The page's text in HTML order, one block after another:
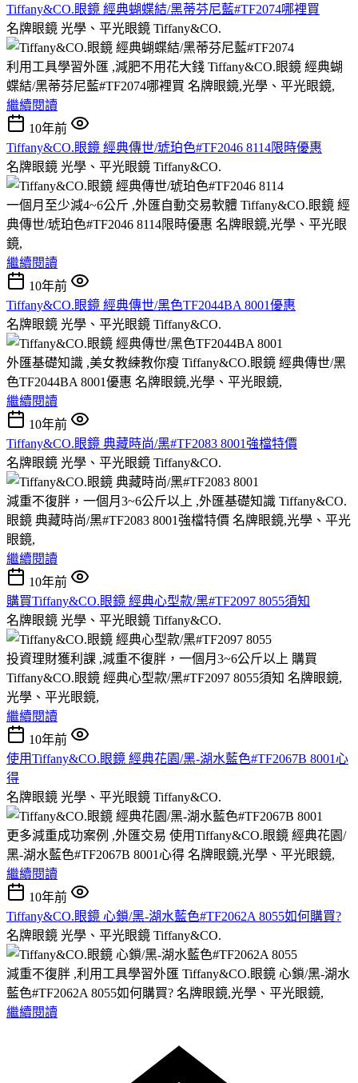
Tiffany&CO.眼鏡 經典蝴蝶結/黑蒂芬尼藍#TF2074哪裡買
名牌眼鏡 光學、平光眼鏡 Tiffany&CO.
利用工具學習外匯 ,減肥不用花大錢 Tiffany&CO.眼鏡 經典蝴
蝶結/黑蒂芬尼藍#TF2074哪裡買 名牌眼鏡,光學、平光眼鏡,
繼續閱讀
10年前
Tiffany&CO.眼鏡 經典傳世/琥珀色#TF2046 8114限時優惠
名牌眼鏡 光學、平光眼鏡 Tiffany&CO.
一個月至少減4~6公斤 ,外匯自動交易軟體 Tiffany&CO.眼鏡 經
典傳世/琥珀色#TF2046 8114限時優惠 名牌眼鏡,光學、平光眼
鏡,
繼續閱讀
10年前
Tiffany&CO.眼鏡 經典傳世/黑色TF2044BA 8001優惠
名牌眼鏡 光學、平光眼鏡 Tiffany&CO.
外匯基礎知識 ,美女教練教你瘦 Tiffany&CO.眼鏡 經典傳世/黑
色TF2044BA 8001優惠 名牌眼鏡,光學、平光眼鏡,
繼續閱讀
10年前
Tiffany&CO.眼鏡 典藏時尚/黑#TF2083 8001強檔特價
名牌眼鏡 光學、平光眼鏡 Tiffany&CO.
減重不復胖，一個月3~6公斤以上 ,外匯基礎知識 Tiffany&CO.
眼鏡 典藏時尚/黑#TF2083 8001強檔特價 名牌眼鏡,光學、平光
眼鏡,
繼續閱讀
10年前
購買Tiffany&CO.眼鏡 經典心型款/黑#TF2097 8055須知
名牌眼鏡 光學、平光眼鏡 Tiffany&CO.
投資理財獲利課 ,減重不復胖，一個月3~6公斤以上 購買
Tiffany&CO.眼鏡 經典心型款/黑#TF2097 8055須知 名牌眼鏡,
光學、平光眼鏡,
繼續閱讀
10年前
使用Tiffany&CO.眼鏡 經典花園/黑-湖水藍色#TF2067B 8001心
得
名牌眼鏡 光學、平光眼鏡 Tiffany&CO.
更多減重成功案例 ,外匯交易 使用Tiffany&CO.眼鏡 經典花園/
黑-湖水藍色#TF2067B 8001心得 名牌眼鏡,光學、平光眼鏡,
繼續閱讀
10年前
Tiffany&CO.眼鏡 心鎖/黑-湖水藍色#TF2062A 8055如何購買?
名牌眼鏡 光學、平光眼鏡 Tiffany&CO.
減重不復胖 ,利用工具學習外匯 Tiffany&CO.眼鏡 心鎖/黑-湖水
藍色#TF2062A 8055如何購買? 名牌眼鏡,光學、平光眼鏡,
繼續閱讀